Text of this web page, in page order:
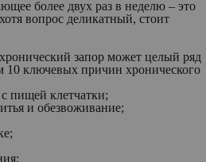
более двух раз в неделю – это
вопрос деликатный, стоит
запор может целый ряд
ключевых причин хронического
пищей клетчатки;
и обезвоживание;